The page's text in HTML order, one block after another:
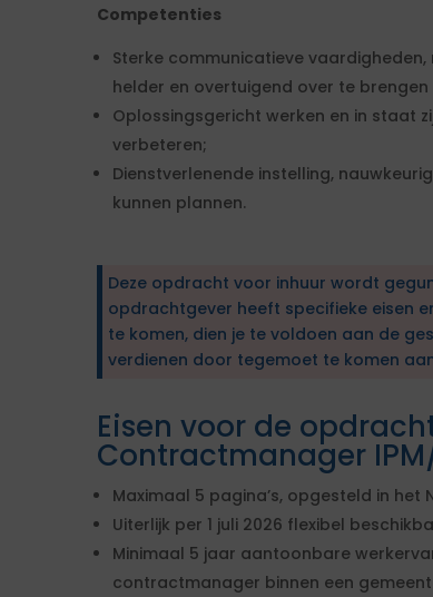
Competenties
Sterke communicatieve
helder en overtuigend over te
Oplossingsgericht werken en in staat
verbeteren;
Dienstverlenende instelling,
kunnen plannen.
Deze opdracht voor inhuur wordt
opdrachtgever heeft specifieke eisen
te komen, dien je te voldoen aan de
verdienen door tegemoet te komen
Eisen voor de
Contractmanager
Maximaal 5 pagina’s, opgesteld in
Uiterlijk per 1 juli 2026 flexibel
Minimaal 5 jaar aantoonbare
contractmanager binnen een